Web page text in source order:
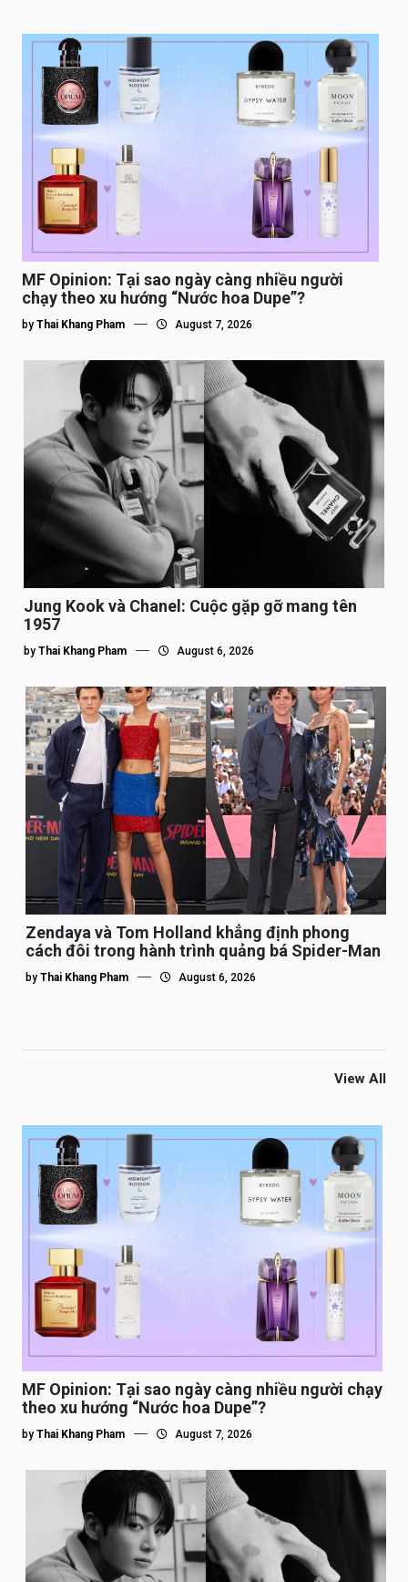
MF Opinion: Tại sao ngày càng nhiều người
chạy theo xu hướng “Nước hoa Dupe”?
by Thai Khang Pham August 7, 2026
Jung Kook và Chanel: Cuộc gặp gỡ mang tên
1957
by Thai Khang Pham August 6, 2026
Zendaya và Tom Holland khẳng định phong
cách đôi trong hành trình quảng bá Spider-Man
by Thai Khang Pham August 6, 2026
View All
MF Opinion: Tại sao ngày càng nhiều người chạy
theo xu hướng “Nước hoa Dupe”?
by Thai Khang Pham August 7, 2026